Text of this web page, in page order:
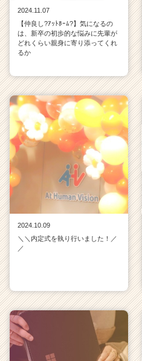
2024.11.07
【仲良し?ｱｯﾄﾎｰﾑ?】気になるの
は、新卒の初歩的な悩みに先輩が
どれくらい親身に寄り添ってくれ
るか
2024.10.09
＼＼内定式を執り行いました！／
／